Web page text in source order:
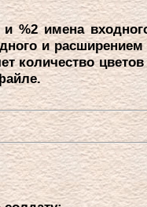
%2 имена
и
количество